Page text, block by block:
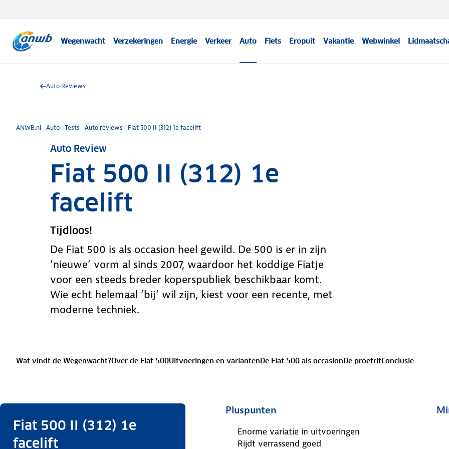
Wegenwacht Verzekeringen Energie Verkeer Auto Fiets Eropuit Vakantie Webwinkel
Auto Reviews
ANWB.nl Auto Tests Auto reviews Fiat 500 II (312) 1e facelift
Auto Review
Fiat 500 II (312) 1e
facelift
Tijdloos!
De Fiat 500 is als occasion heel gewild. De 500 is er in zijn
‘nieuwe’ vorm al sinds 2007, waardoor het koddige Fiatje
voor een steeds breder koperspubliek beschikbaar komt.
Wie echt helemaal ‘bij’ wil zijn, kiest voor een recente, met
moderne techniek.
Wat vindt de Wegenwacht?Over de Fiat 500Uitvoeringen en variantenDe Fiat 500 als occasionDe proefritConclusie
Fiat 500 II (312) 1e
facelift
Pluspunten
Enorme variatie in uitvoeringen
Rijdt verrassend goed